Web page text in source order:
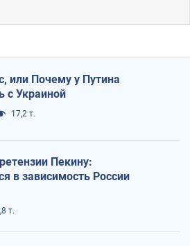
или Почему у Путина
с Украиной
17,2 т.
Пекину:
в зависимость России
т.